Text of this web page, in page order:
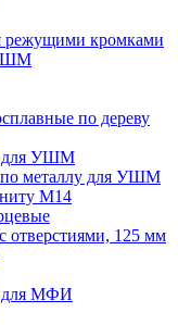
режущими кромками
по дереву
для УШМ
металлу для УШМ
M14
отверстиями, 125 мм
для МФИ